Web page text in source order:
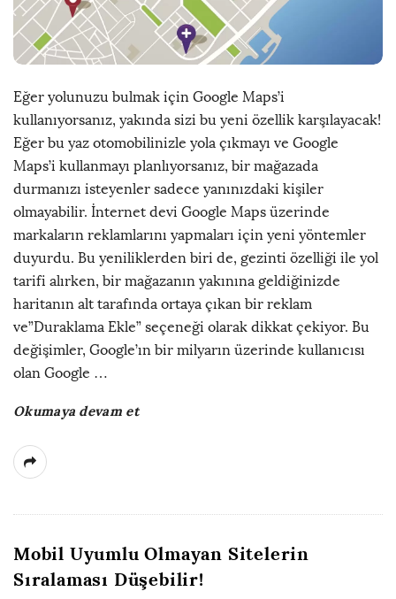
Eğer yolunuzu bulmak için Google Maps’i
kullanıyorsanız, yakında sizi bu yeni özellik karşılayacak!
Eğer bu yaz otomobilinizle yola çıkmayı ve Google
Maps’i kullanmayı planlıyorsanız, bir mağazada
durmanızı isteyenler sadece yanınızdaki kişiler
olmayabilir. İnternet devi Google Maps üzerinde
markaların reklamlarını yapmaları için yeni yöntemler
duyurdu. Bu yeniliklerden biri de, gezinti özelliği ile yol
tarifi alırken, bir mağazanın yakınına geldiğinizde
haritanın alt tarafında ortaya çıkan bir reklam
ve”Duraklama Ekle” seçeneği olarak dikkat çekiyor. Bu
değişimler, Google’ın bir milyarın üzerinde kullanıcısı
olan Google …
Okumaya devam et
Mobil Uyumlu Olmayan Sitelerin
Sıralaması Düşebilir!